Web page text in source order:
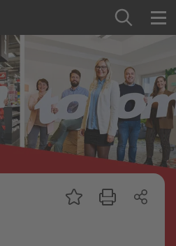
als Arbeitgeber
& Studium
& Werkstudium